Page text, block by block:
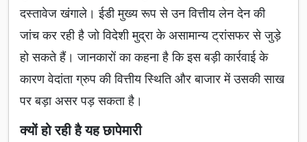
दस्तावेज खंगाले। ईडी मुख्य रूप से उन वित्तीय लेन देन की
जांच कर रही है जो विदेशी मुद्रा के असामान्य ट्रांसफर से जुड़े
हो सकते हैं। जानकारों का कहना है कि इस बड़ी कार्रवाई के
कारण वेदांता ग्रुप की वित्तीय स्थिति और बाजार में उसकी साख
पर बड़ा असर पड़ सकता है।
क्यों हो रही है यह छापेमारी